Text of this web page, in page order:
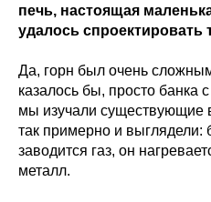
печь, настоящая
удалось спроектировать
Да, горн был очень
казалось бы, просто банка
мы изучали существующие
так примерно и выглядели:
заводится газ, он
металл.